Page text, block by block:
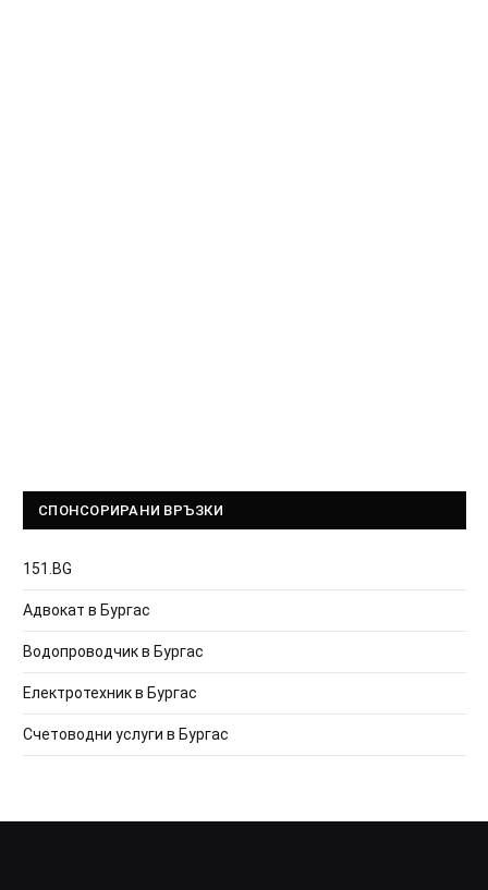
СПОНСОРИРАНИ ВРЪЗКИ
151.BG
Адвокат в Бургас
Водопроводчик в Бургас
Електротехник в Бургас
Счетоводни услуги в Бургас